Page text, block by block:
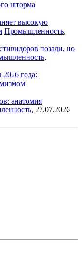
шторма
высокую
Промышленность,
позади, но
,
2026 года:
анатомия
, 27.07.2026